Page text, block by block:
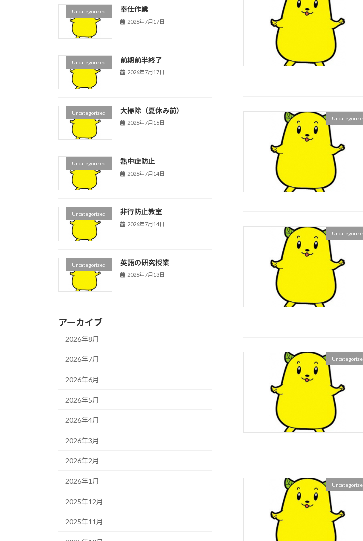
Uncategorized 奉仕作業
2026年7月17日
Uncategorized 前期前半終了
2026年7月17日
Uncategorized 大掃除（夏休み前）
2026年7月16日
Uncategorized 熱中症防止
2026年7月14日
Uncategorized 非行防止教室
2026年7月14日
Uncategorized 英語の研究授業
2026年7月13日
アーカイブ
2026年8月
2026年7月
2026年6月
2026年5月
2026年4月
2026年3月
2026年2月
2026年1月
2025年12月
2025年11月